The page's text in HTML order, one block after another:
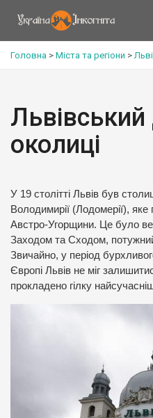
Головна > Міста та регіони >
околиці
У 19 столітті Львів був
Володимирії (Лодомерії),
Австро-Угорщини. Це було
Заходом та Сходом,
Звичайно, у період
Європі Львів не міг
прокладено гілку